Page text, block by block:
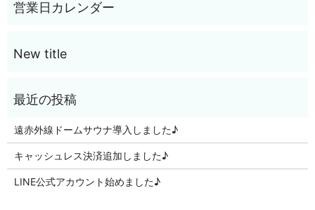
遠赤外線ドームサウナ導入しました♪
キャッシュレス決済追加しました♪
LINE公式アカウント始めました♪